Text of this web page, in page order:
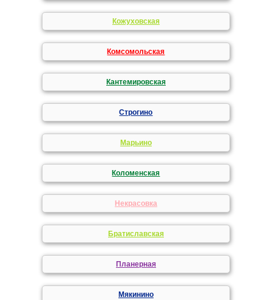
Кожуховская
Комсомольская
Кантемировская
Строгино
Марьино
Коломенская
Некрасовка
Братиславская
Планерная
Мякинино